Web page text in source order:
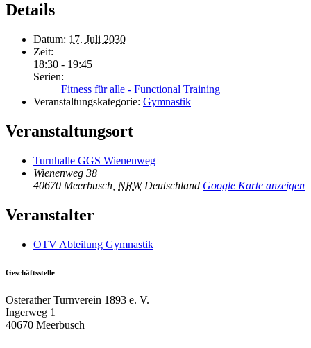
Details
Datum: 17. Juli 2030
Zeit:
18:30 - 19:45
Serien:
Fitness für alle - Functional Training
Veranstaltungskategorie: Gymnastik
Veranstaltungsort
Turnhalle GGS Wienenweg
Wienenweg 38
40670 Meerbusch NRW Deutschland Google Karte anzeigen
Veranstalter
OTV Abteilung Gymnastik
Geschäftsstelle
Osterather Turnverein 1893 e. V.
Ingerweg 1
40670 Meerbusch